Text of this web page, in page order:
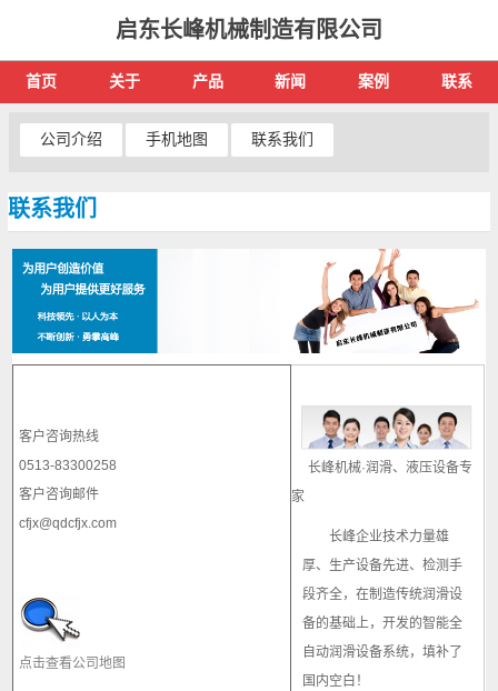
启东长峰机械制造有限公司
首页 关于 产品 新闻 案例 联系
公司介绍 手机地图 联系我们
联系我们
客户咨询热线
0513-83300258
客户咨询邮件
cfjx@qdcfjx.com
点击查看公司地图
长峰机械·润滑、液压设备专
家
长峰企业技术力量雄
厚、生产设备先进、检测手
段齐全，在制造传统润滑设
备的基础上，开发的智能全
自动润滑设备系统，填补了
国内空白！